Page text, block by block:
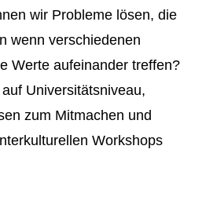
wir Probleme lösen, die
wenn verschiedenen
Werte aufeinander treffen?
Universitätsniveau,
zum Mitmachen und
Workshops